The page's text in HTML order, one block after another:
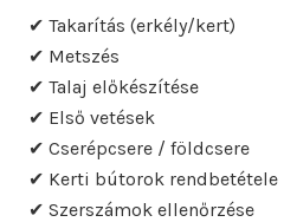
✔ Takarítás (erkély/kert)
✔ Metszés
✔ Talaj előkészítése
✔ Első vetések
✔ Cserépcsere / földcsere
✔ Kerti bútorok rendbetétele
✔ Szerszámok ellenőrzése